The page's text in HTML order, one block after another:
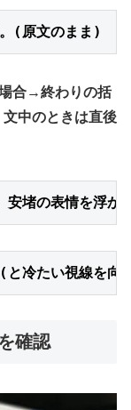
(原文のまま)
合→終わりの括
中のときは直後
安堵の表情を浮か
冷たい視線を
確認